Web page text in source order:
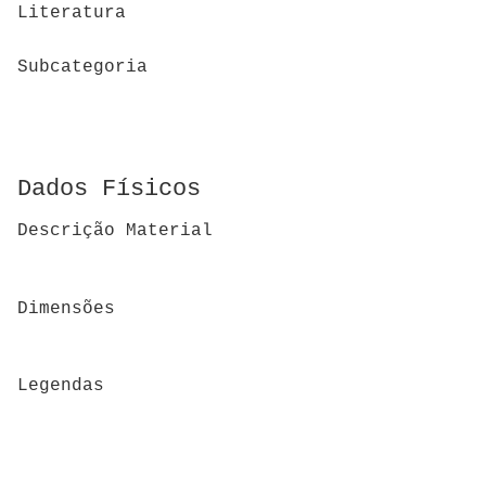
Literatura
Subcategoria
Dados Físicos
Descrição Material
Dimensões
Legendas